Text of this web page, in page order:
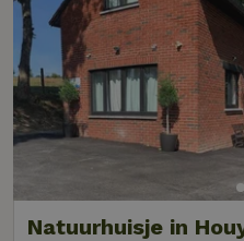
Natuurhuisje in